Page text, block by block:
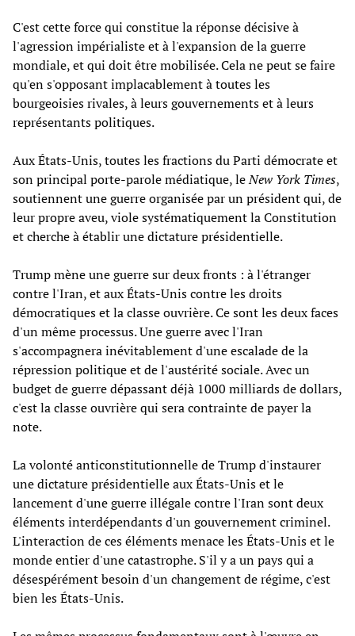
C'est cette force qui constitue la réponse décisive à
l'agression impérialiste et à l'expansion de la guerre
mondiale, et qui doit être mobilisée. Cela ne peut se faire
qu'en s'opposant implacablement à toutes les
bourgeoisies rivales, à leurs gouvernements et à leurs
représentants politiques.
Aux États-Unis, toutes les fractions du Parti démocrate et
son principal porte-parole médiatique, leNew York Times,
soutiennent une guerre organisée par un président qui, de
leur propre aveu, viole systématiquement la Constitution
et cherche à établir une dictature présidentielle.
Trump mène une guerre sur deux fronts : à l'étranger
contre l'Iran, et aux États-Unis contre les droits
démocratiques et la classe ouvrière. Ce sont les deux faces
d'un même processus. Une guerre avec l'Iran
s'accompagnera inévitablement d'une escalade de la
répression politique et de l'austérité sociale. Avec un
budget de guerre dépassant déjà 1000 milliards de dollars,
c'est la classe ouvrière qui sera contrainte de payer la
note.
La volonté anticonstitutionnelle de Trump d'instaurer
une dictature présidentielle aux États-Unis et le
lancement d'une guerre illégale contre l'Iran sont deux
éléments interdépendants d'un gouvernement criminel.
L'interaction de ces éléments menace les États-Unis et le
monde entier d'une catastrophe. S'il y a un pays qui a
désespérément besoin d'un changement de régime, c'est
bien les États-Unis.